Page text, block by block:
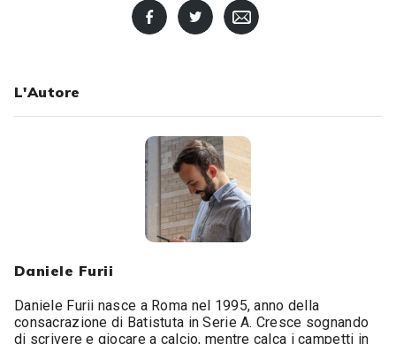
L'Autore
Daniele Furii
Daniele Furii nasce a Roma nel 1995, anno della
consacrazione di Batistuta in Serie A. Cresce sognando
di scrivere e giocare a calcio, mentre calca i campetti in